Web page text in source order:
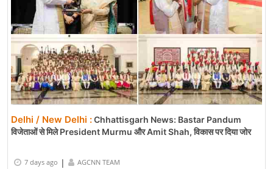
Delhi / New Delhi :Chhattisgarh News: Bastar Pandum
विजेताओं से मिले President Murmu और Amit Shah, विकास पर दिया जोर
7 days ago | AGCNN TEAM